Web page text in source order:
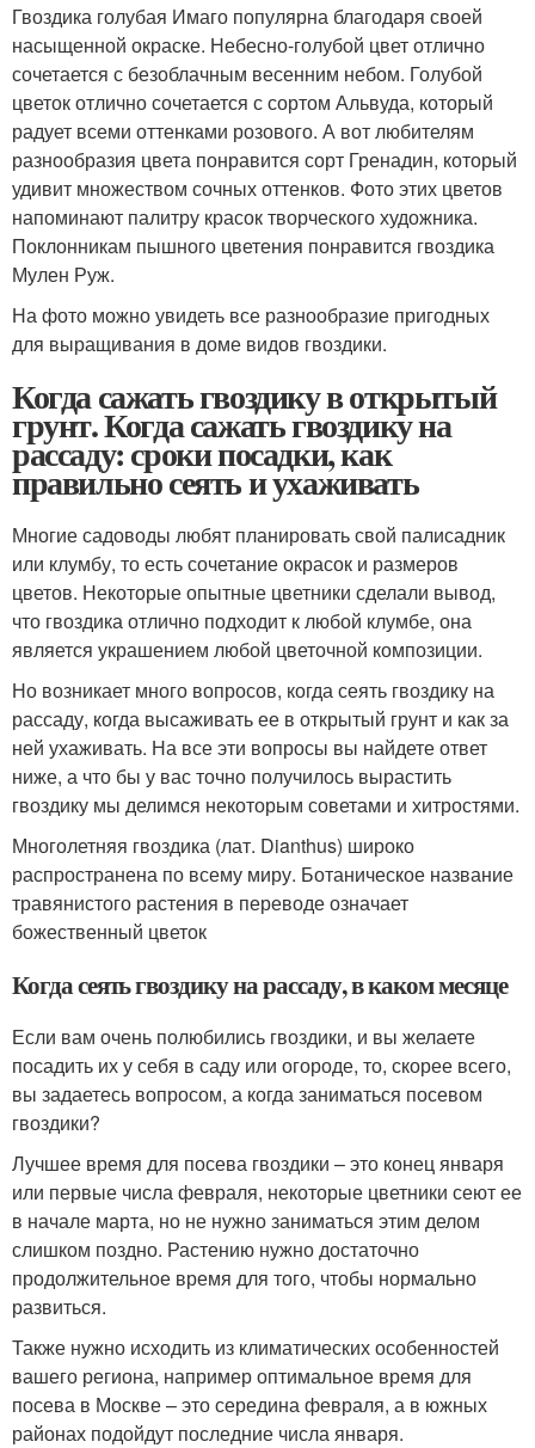
Гвоздика голубая Имаго популярна благодаря своей
насыщенной окраске. Небесно-голубой цвет отлично
сочетается с безоблачным весенним небом. Голубой
цветок отлично сочетается с сортом Альвуда, который
радует всеми оттенками розового. А вот любителям
разнообразия цвета понравится сорт Гренадин, который
удивит множеством сочных оттенков. Фото этих цветов
напоминают палитру красок творческого художника.
Поклонникам пышного цветения понравится гвоздика
Мулен Руж.
На фото можно увидеть все разнообразие пригодных
для выращивания в доме видов гвоздики.
Когда сажать гвоздику в открытый
грунт. Когда сажать гвоздику на
рассаду: сроки посадки, как
правильно сеять и ухаживать
Многие садоводы любят планировать свой палисадник
или клумбу, то есть сочетание окрасок и размеров
цветов. Некоторые опытные цветники сделали вывод,
что гвоздика отлично подходит к любой клумбе, она
является украшением любой цветочной композиции.
Но возникает много вопросов, когда сеять гвоздику на
рассаду, когда высаживать ее в открытый грунт и как за
ней ухаживать. На все эти вопросы вы найдете ответ
ниже, а что бы у вас точно получилось вырастить
гвоздику мы делимся некоторым советами и хитростями.
Многолетняя гвоздика (лат. Dianthus) широко
распространена по всему миру. Ботаническое название
травянистого растения в переводе означает
божественный цветок
Когда сеять гвоздику на рассаду, в каком месяце
Если вам очень полюбились гвоздики, и вы желаете
посадить их у себя в саду или огороде, то, скорее всего,
вы задаетесь вопросом, а когда заниматься посевом
гвоздики?
Лучшее время для посева гвоздики – это конец января
или первые числа февраля, некоторые цветники сеют ее
в начале марта, но не нужно заниматься этим делом
слишком поздно. Растению нужно достаточно
продолжительное время для того, чтобы нормально
развиться.
Также нужно исходить из климатических особенностей
вашего региона, например оптимальное время для
посева в Москве – это середина февраля, а в южных
районах подойдут последние числа января.